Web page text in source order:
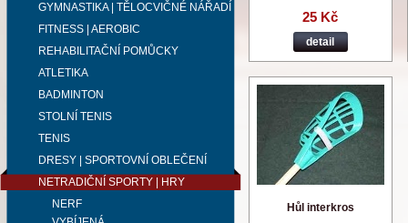
GYMNASTIKA | TĚLOCVIČNÉ NÁŘADÍ
FITNESS | AEROBIC
REHABILITAČNÍ POMŮCKY
ATLETIKA
BADMINTON
STOLNÍ TENIS
TENIS
DRESY | SPORTOVNÍ OBLEČENÍ
NETRADIČNÍ SPORTY | HRY
NERF
25 Kč
detail
Hůl interkros